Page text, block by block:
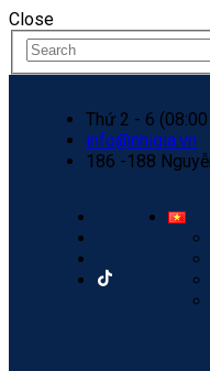
Close
Thứ 2 - 6
info@nhigia.vn
186 -188